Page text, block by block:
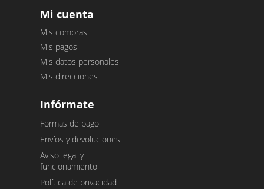
Mi cuenta
Mis compras
Mis pagos
Mis datos personales
Mis direcciones
Infórmate
Formas de pago
Envíos y devoluciones
Aviso legal y
funcionamiento
Política de privacidad